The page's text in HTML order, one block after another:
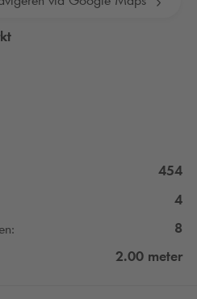
454
4
8
2.00 meter